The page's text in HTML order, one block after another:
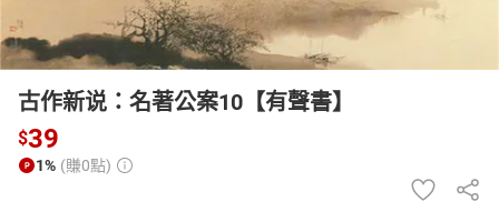
古作新说：名著公案10【有聲書】
$39
1% (賺0點)